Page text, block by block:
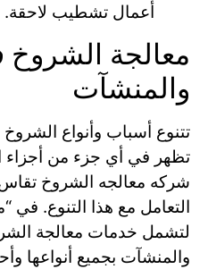
أعمال تشطيب لاحقة.
معالجة الشروخ
والمنشآت
تتنوع أسباب وأنواع
تظهر في أي جزء من أجزاء
شركه معالجه الشروخ
التعامل مع هذا التنوع. في
لتشمل خدمات معالجة
والمنشآت بجميع أنواعها